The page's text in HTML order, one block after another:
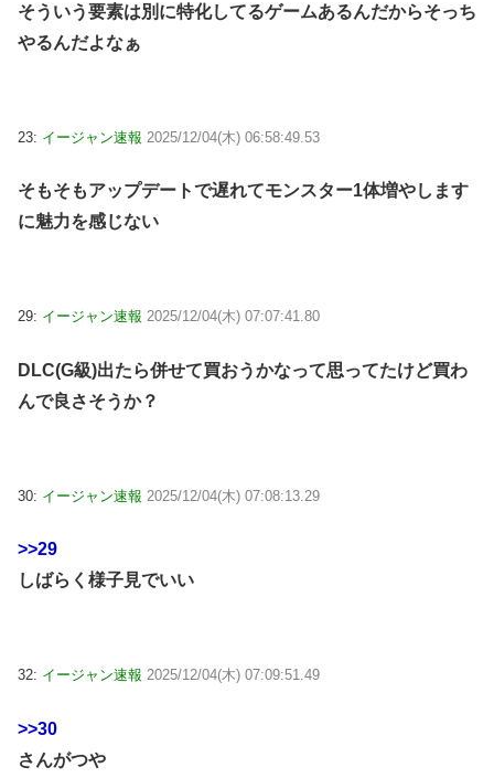
そういう要素は別に特化してるゲームあるんだからそっち
やるんだよなぁ
23: イージャン速報 2025/12/04(木) 06:58:49.53
そもそもアップデートで遅れてモンスター1体増やします
に魅力を感じない
29: イージャン速報 2025/12/04(木) 07:07:41.80
DLC(G級)出たら併せて買おうかなって思ってたけど買わ
んで良さそうか？
30: イージャン速報 2025/12/04(木) 07:08:13.29
>>29
しばらく様子見でいい
32: イージャン速報 2025/12/04(木) 07:09:51.49
>>30
さんがつや